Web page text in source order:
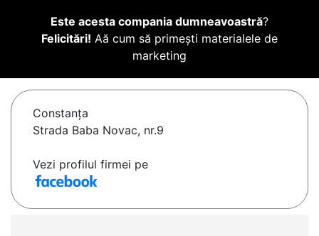
Este acesta compania dumneavoastră?
Felicitări! Aă cum să primești materialele de
marketing
Constanţa
Strada Baba Novac, nr.9
Vezi profilul firmei pe